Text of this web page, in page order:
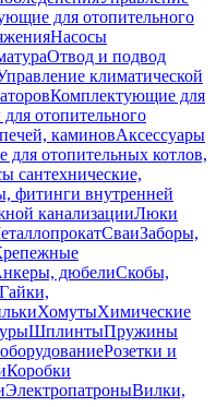
для отопительного
Насосы
Отвод и подвод
климатической
Комплектующие для
отопительного
каминовАксессуары
отопительных котлов,
сантехнические,
фитинги внутренней
канализацииЛюки
СваиЗаборы,
дюбелиСкобы,
Гайки,
ХомутыХимические
ШплинтыПружины
Розетки и
Коробки
ЭлектропатроныВилки,